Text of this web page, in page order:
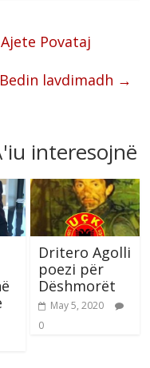
Povataj
lavdimadh →
interesojnë
Dritero Agolli
poezi për
Dëshmorët
May 5, 2020
0